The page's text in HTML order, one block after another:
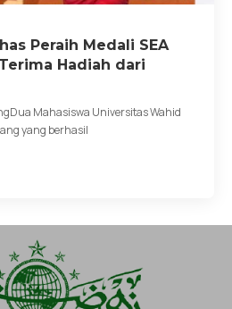
Peraih Medali SEA
Hadiah dari
Mahasiswa Universitas Wahid
yang berhasil